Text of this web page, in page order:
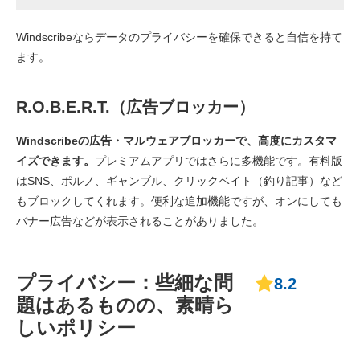
Windscribeならデータのプライバシーを確保できると自信を持て
ます。
R.O.B.E.R.T.（広告ブロッカー）
Windscribeの広告・マルウェアブロッカーで、高度にカスタマ
イズできます。 プレミアムアプリではさらに多機能です。有料版
はSNS、ポルノ、ギャンブル、クリックベイト（釣り記事）など
もブロックしてくれます。便利な追加機能ですが、オンにしても
バナー広告などが表示されることがありました。
プライバシー：些細な問
題はあるものの、素晴ら
しいポリシー
8.2